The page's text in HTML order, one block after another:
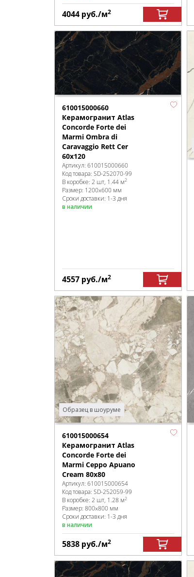
4044 руб./м2
610015000660
Керамогранит Atlas
Concorde Forte dei
Marmi Ombra di
Caravaggio Rett Cer
60x120
Артикул: 610015000660
Код товара: SD-252070-99
В коробке: 2 шт, 1.44 м2
Размер: 1200x600 мм
Сроки доставки: 1-3 дня
в наличии
4557 руб./м2
Образец в шоуруме
610015000654
Керамогранит Atlas
Concorde Forte dei
Marmi Ceppo Apuano
Cream 80x80
Артикул: 610015000654
Код товара: SD-252059-99
В коробке: 2 шт, 1.28 м2
Размер: 800x800 мм
Сроки доставки: 1-3 дня
в наличии
5838 руб./м2